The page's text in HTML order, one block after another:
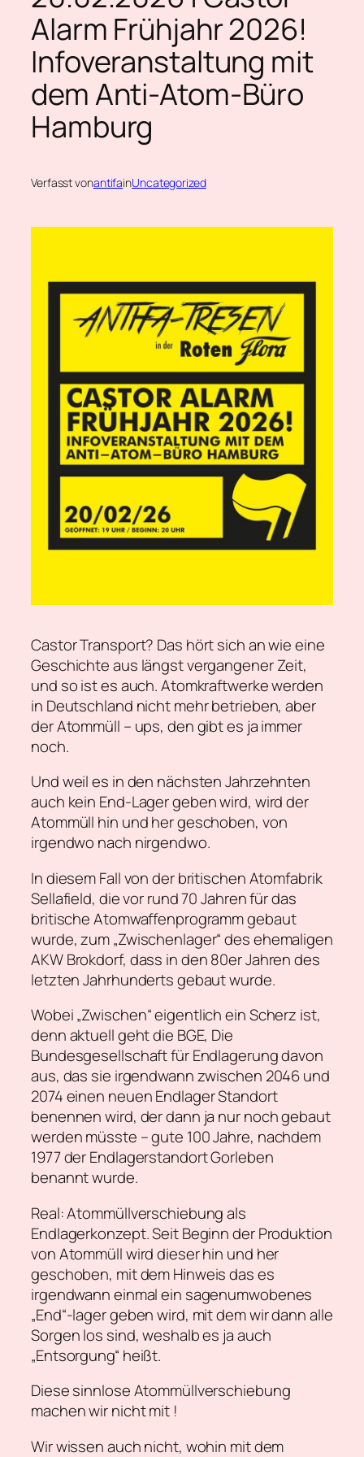
Alarm Frühjahr 2026!
Infoveranstaltung mit
dem Anti-Atom-Büro
Hamburg
Verfasst vonantifainUncategorized
Castor Transport? Das hört sich an wie eine
Geschichte aus längst vergangener Zeit,
und so ist es auch. Atomkraftwerke werden
in Deutschland nicht mehr betrieben, aber
der Atommüll – ups, den gibt es ja immer
noch.
Und weil es in den nächsten Jahrzehnten
auch kein End-Lager geben wird, wird der
Atommüll hin und her geschoben, von
irgendwo nach nirgendwo.
In diesem Fall von der britischen Atomfabrik
Sellafield, die vor rund 70 Jahren für das
britische Atomwaffenprogramm gebaut
wurde, zum „Zwischenlager“ des ehemaligen
AKW Brokdorf, dass in den 80er Jahren des
letzten Jahrhunderts gebaut wurde.
Wobei „Zwischen“ eigentlich ein Scherz ist,
denn aktuell geht die BGE, Die
Bundesgesellschaft für Endlagerung davon
aus, das sie irgendwann zwischen 2046 und
2074 einen neuen Endlager Standort
benennen wird, der dann ja nur noch gebaut
werden müsste – gute 100 Jahre, nachdem
1977 der Endlagerstandort Gorleben
benannt wurde.
Real: Atommüllverschiebung als
Endlagerkonzept. Seit Beginn der Produktion
von Atommüll wird dieser hin und her
geschoben, mit dem Hinweis das es
irgendwann einmal ein sagenumwobenes
„End“-lager geben wird, mit dem wir dann alle
Sorgen los sind, weshalb es ja auch
„Entsorgung“ heißt.
Diese sinnlose Atommüllverschiebung
machen wir nicht mit !
Wir wissen auch nicht, wohin mit dem